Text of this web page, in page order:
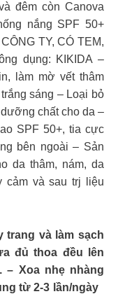
đêm còn Canova
nắng SPF 50+
TY, CÓ TEM,
dụng: KIKIDA –
làm mờ vết thâm
sáng – Loại bỏ
chất cho da –
SPF 50+, tia cực
bên ngoài – Sản
da thâm, nám, da
cảm và sau trj liệu
trang và làm sạch
đủ thoa đều lên
– Xoa nhẹ nhàng
từ 2-3 lần/ngày